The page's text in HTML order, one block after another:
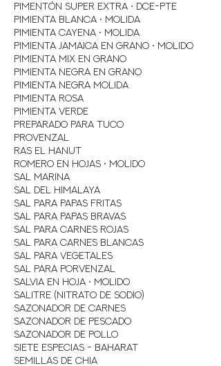
Pimentón Super Extra • Dce-Pte
Pimienta Blanca • Molida
Pimienta Cayena • Molida
Pimienta Jamaica en Grano • Molido
Pimienta Mix en Grano
Pimienta Negra en Grano
Pimienta Negra Molida
Pimienta Rosa
Pimienta Verde
Preparado Para Tuco
Provenzal
Ras El Hanut
Romero en Hojas • Molido
sal Marina
sal del Himalaya
sal para Papas Fritas
sal para papas bravas
sal para Carnes rojas
sal para Carnes Blancas
sal para vegetales
sal para porvenzal
Salvia en Hoja • Molido
Salitre (Nitrato de Sodio)
Sazonador de Carnes
Sazonador de Pescado
Sazonador de Pollo
Siete Especias - Baharat
Semillas de Chia